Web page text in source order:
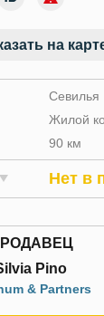
на
Севилья
Жилой
90 км
Нет в
Pino
& Partners